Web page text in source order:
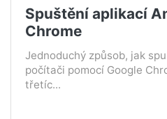
Spuštění aplikací
Chrome
Jednoduchý způsob, jak
počítači pomocí Google
třetíc...